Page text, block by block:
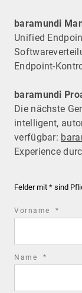
baramundi
Unified
Endpoint-
baramundi
Die nächste
intelligent,
verfügbar:
Experience
Felder mit * sind
Vorname *
Name *